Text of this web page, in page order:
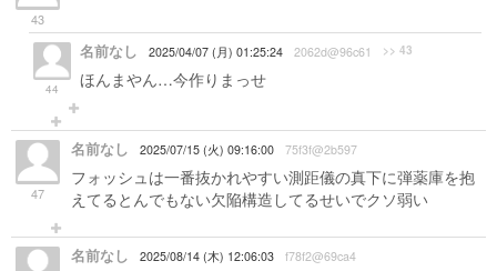
43
44
名前なし 2025/04/07 (月) 01:25:24 2062d@96c61 >> 43
ほんまやん…今作りまっせ
47
名前なし 2025/07/15 (火) 09:16:00 75f3f@2b597
フォッシュは一番抜かれやすい測距儀の真下に弾薬庫を抱
えてるとんでもない欠陥構造してるせいでクソ弱い
名前なし 2025/08/14 (木) 12:06:03 f78f2@69ca4